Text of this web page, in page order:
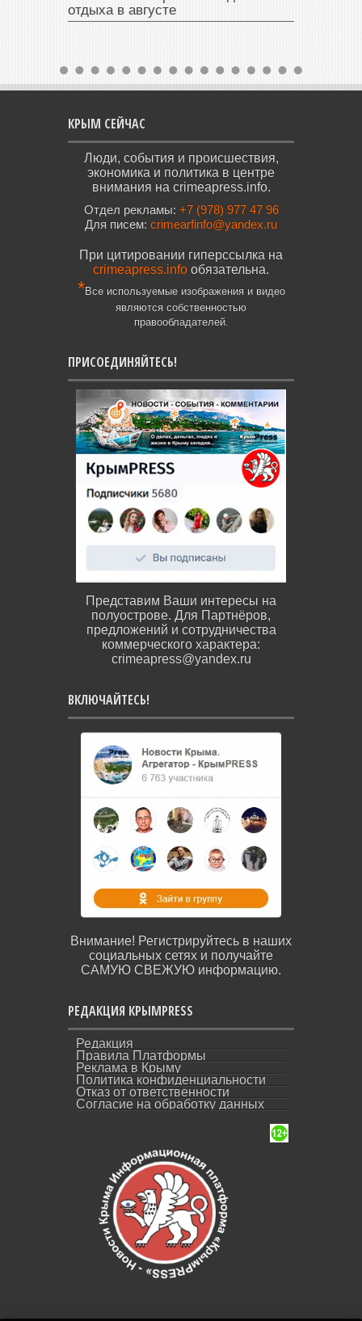
отдыха в августе
КРЫМ СЕЙЧАС
Люди, события и происшествия,
экономика и политика в центре
внимания на crimeapress.info.
Отдел рекламы: +7 (978) 977 47 96
Для писем: crimearfinfo@yandex.ru
При цитировании гиперссылка на
crimeapress.info обязательна.
*Все используемые изображения и видео
являются собственностью
правообладателей.
ПРИСОЕДИНЯЙТЕСЬ!
Представим Ваши интересы на
полуострове. Для Партнёров,
предложений и сотрудничества
коммерческого характера:
crimeapress@yandex.ru
ВКЛЮЧАЙТЕСЬ!
Внимание! Регистрируйтесь в наших
социальных сетях и получайте
САМУЮ СВЕЖУЮ информацию.
РЕДАКЦИЯ КРЫМPRESS
Редакция
Правила Платформы
Реклама в Крыму
Политика конфиденциальности
Отказ от ответственности
Согласие на обработку данных